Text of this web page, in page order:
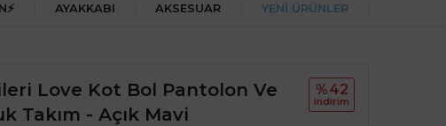
AYAKKABI AKSESUAR YENİ ÜRÜNLER
Love Kot Bol Pantolon Ve
Takım - Açık Mavi
%42
i̇ndi̇ri̇m